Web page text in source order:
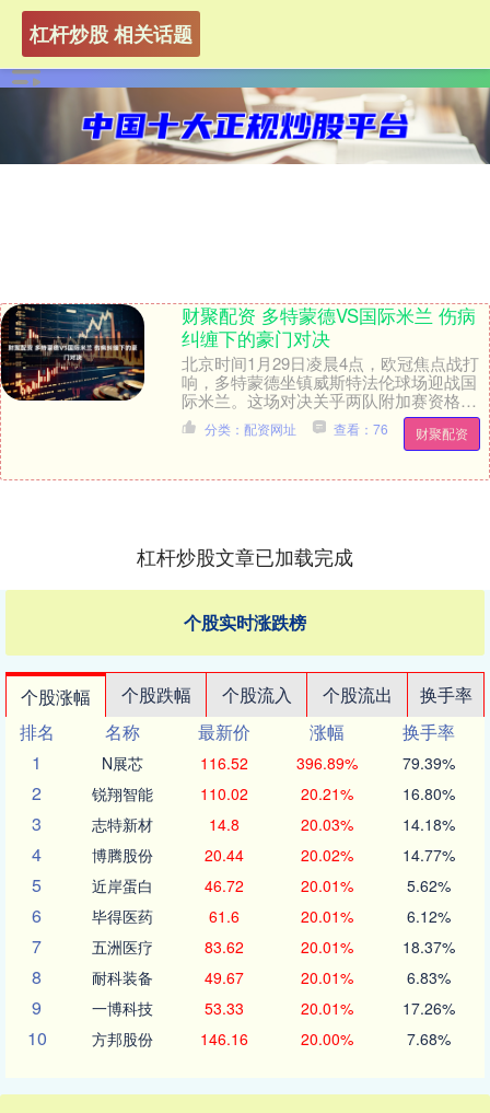
杠杆炒股 相关话题
财聚配资 多特蒙德VS国际米兰 伤病
纠缠下的豪门对决
北京时间1月29日凌晨4点，欧冠焦点战打
响，多特蒙德坐镇威斯特法伦球场迎战国
际米兰。这场对决关乎两队附加赛资格，
多特需全力取胜才能锁定席位，国米则要
客场抢分稳固....
财聚配资
分类：配资网址 查看：76
杠杆炒股文章已加载完成
个股实时涨跌榜
个股涨幅 个股跌幅 个股流入 个股流出
换手率
排名
名称 最新价 涨幅
换手率
1
N展芯 116.52 396.89% 79.39%
2 锐翔智能 110.02 20.21% 16.80%
3 志特新材 14.8 20.03% 14.18%
4 博腾股份 20.44 20.02% 14.77%
5 近岸蛋白 46.72 20.01% 5.62%
6 毕得医药 61.6 20.01% 6.12%
7 五洲医疗 83.62 20.01% 18.37%
8 耐科装备 49.67 20.01% 6.83%
9 一博科技 53.33 20.01% 17.26%
10 方邦股份 146.16 20.00% 7.68%